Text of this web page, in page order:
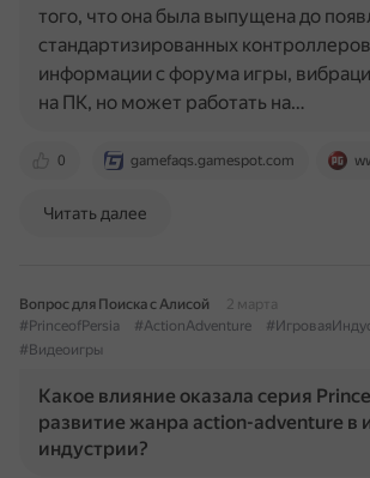
0 gamefaqs.gamespot.com
того, что она была выпущена до
стандартизированных
информации с форума игры,
на ПК, но может работать на…
Читать далее
Вопрос для Поиска с Алисой
2 марта
#PrinceofPersia
#ActionAdventure
#Видеоигры
Какое влияние оказала серия
развитие жанра action-adventure в
индустрии?